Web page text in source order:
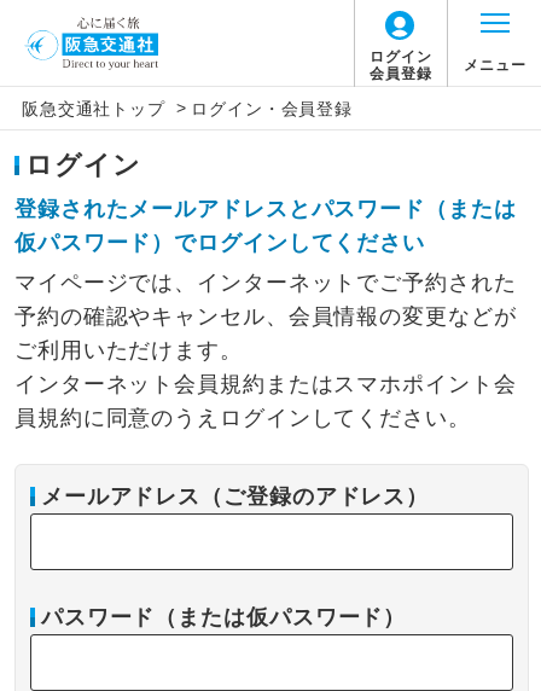
ログイン
会員登録
メニュー
阪急交通社トップ > ログイン・会員登録
ログイン
登録されたメールアドレスとパスワード（または
仮パスワード）でログインしてください
マイページでは、インターネットでご予約された
予約の確認やキャンセル、会員情報の変更などが
ご利用いただけます。
インターネット会員規約またはスマホポイント会
員規約に同意のうえログインしてください。
メールアドレス（ご登録のアドレス）
パスワード（または仮パスワード）